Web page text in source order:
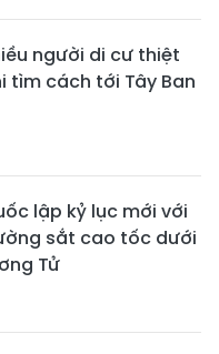
người di cư thiệt
tìm cách tới Tây Ban
lập kỷ lục mới với
sắt cao tốc dưới
Tử